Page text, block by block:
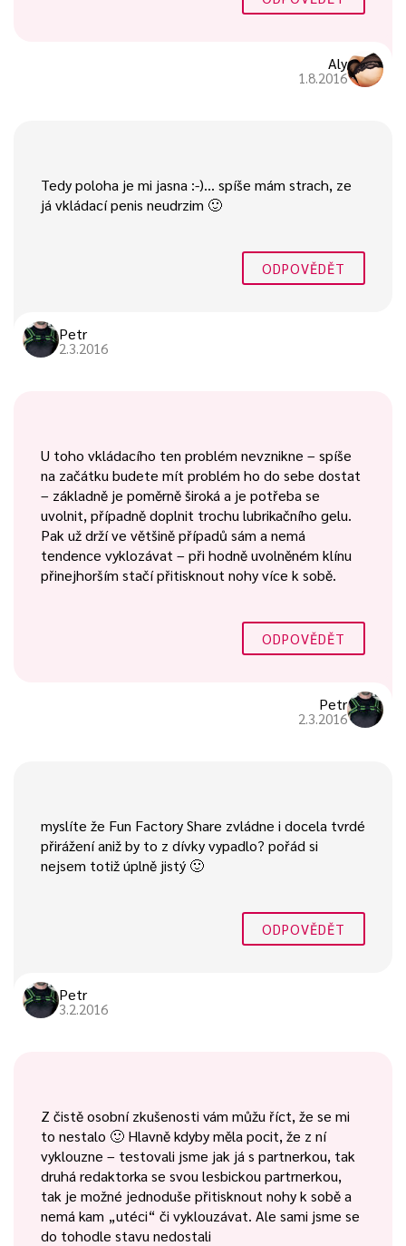
Aly
1.8.2016
Tedy poloha je mi jasna :-)… spíše mám strach, ze
já vkládací penis neudrzim 🙂
ODPOVĚDĚT
Petr
2.3.2016
U toho vkládacího ten problém nevznikne – spíše
na začátku budete mít problém ho do sebe dostat
– základně je poměrně široká a je potřeba se
uvolnit, případně doplnit trochu lubrikačního gelu.
Pak už drží ve většině případů sám a nemá
tendence vyklozávat – při hodně uvolněném klínu
přinejhorším stačí přitisknout nohy více k sobě.
ODPOVĚDĚT
Petr
2.3.2016
myslíte že Fun Factory Share zvládne i docela tvrdé
přirážení aniž by to z dívky vypadlo? pořád si
nejsem totiž úplně jistý 🙂
ODPOVĚDĚT
Petr
3.2.2016
Z čistě osobní zkušenosti vám můžu říct, že se mi
to nestalo 🙂 Hlavně kdyby měla pocit, že z ní
vyklouzne – testovali jsme jak já s partnerkou, tak
druhá redaktorka se svou lesbickou partrnerkou,
tak je možné jednoduše přitisknout nohy k sobě a
nemá kam „utéci“ či vyklouzávat. Ale sami jsme se
do tohodle stavu nedostali